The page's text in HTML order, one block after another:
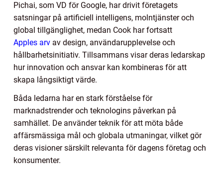
Pichai, som VD för Google, har drivit företagets
satsningar på artificiell intelligens, molntjänster och
global tillgänglighet, medan Cook har fortsatt
Apples arv av design, användarupplevelse och
hållbarhetsinitiativ. Tillsammans visar deras ledarskap
hur innovation och ansvar kan kombineras för att
skapa långsiktigt värde.
Båda ledarna har en stark förståelse för
marknadstrender och teknologins påverkan på
samhället. De använder teknik för att möta både
affärsmässiga mål och globala utmaningar, vilket gör
deras visioner särskilt relevanta för dagens företag och
konsumenter.